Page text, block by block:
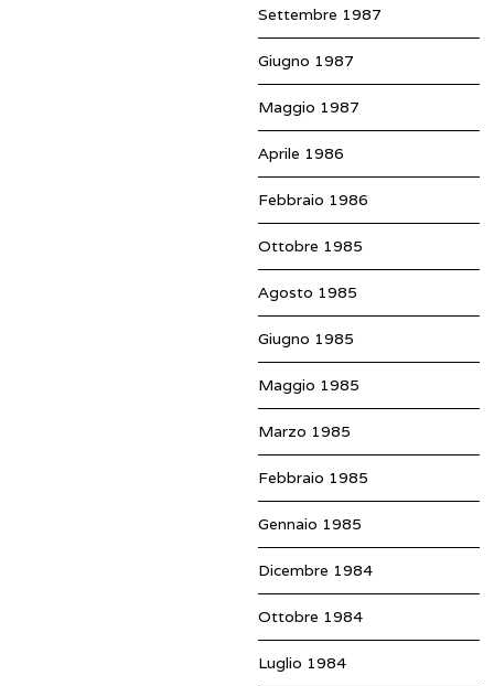
Settembre 1987
Giugno 1987
Maggio 1987
Aprile 1986
Febbraio 1986
Ottobre 1985
Agosto 1985
Giugno 1985
Maggio 1985
Marzo 1985
Febbraio 1985
Gennaio 1985
Dicembre 1984
Ottobre 1984
Luglio 1984